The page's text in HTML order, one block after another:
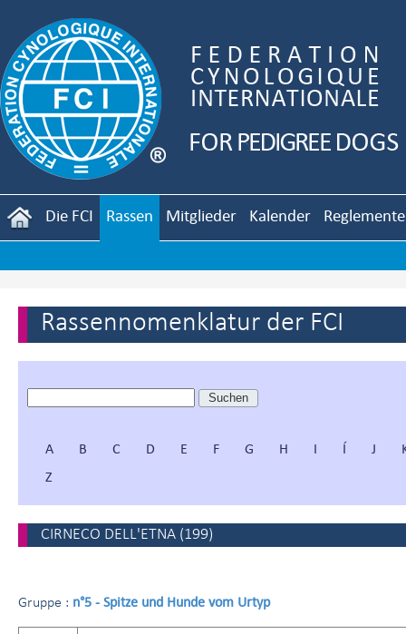
Die FCI Rassen Mitglieder Kalender Reglemente
Rassennomenklatur der FCI
A B C D E F G H I Í J
Z
CIRNECO DELL'ETNA (199)
Gruppe : n°5 - Spitze und Hunde vom Urtyp